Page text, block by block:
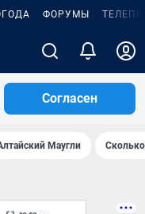
ФОРУМЫ
Согласен
Маугли